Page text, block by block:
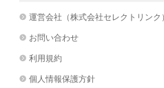
運営会社（株式会社セレクトリンク）
お問い合わせ
利用規約
個人情報保護方針